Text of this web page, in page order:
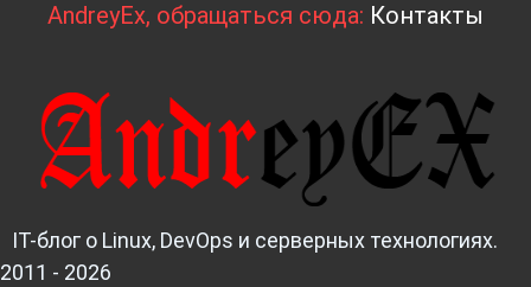
AndreyEx, обращаться сюда: Контакты
IT-блог о Linux, DevOps и серверных технологиях.
2011 - 2026